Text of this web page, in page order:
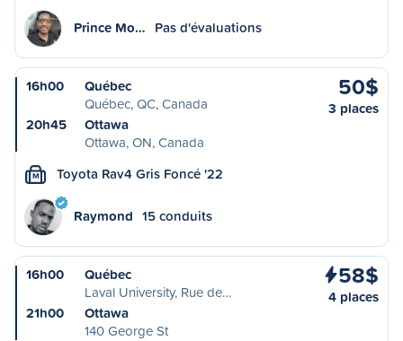
Prince Mo… Pas d'évaluations
16h00
Québec
Québec, QC, Canada
20h45
Ottawa
Ottawa, ON, Canada
50$
3 places
M Toyota Rav4 Gris Foncé '22
Raymond 15 conduits
16h00
Québec
Laval University, Rue de…
21h00
Ottawa
140 George St
58$
4 places